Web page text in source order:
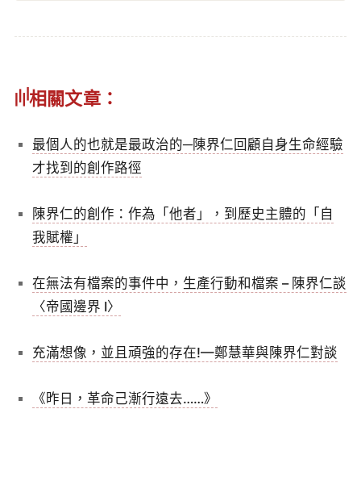
相關文章：
最個人的也就是最政治的─陳界仁回顧自身生命經驗
才找到的創作路徑
陳界仁的創作：作為「他者」，到歷史主體的「自
我賦權」
在無法有檔案的事件中，生產行動和檔案 – 陳界仁談
〈帝國邊界 I〉
充滿想像，並且頑強的存在!—鄭慧華與陳界仁對談
《昨日，革命己漸行遠去……》